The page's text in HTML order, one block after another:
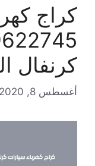
كراج
كرنفال
أغسطس 8, 2020